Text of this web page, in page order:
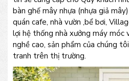
bàn ghế mây nhựa (nhựa giả
quán cafe, nhà vườn ,bể bơi,
lợi hệ thống nhà xưởng máy
nghề cao, sản phẩm của chúng
tranh trên thị trường.